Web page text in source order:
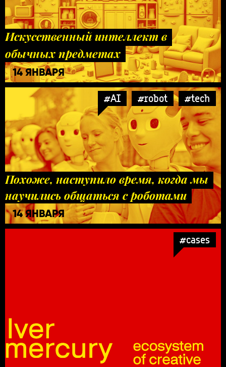
Искусственный интеллект в
обычных предметах
14 ЯНВАРЯ
#AI #robot #tech
Похоже, наступило время, когда мы
научились общаться с роботами
14 ЯНВАРЯ
#cases